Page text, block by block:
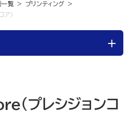
一覧
プリンティング
）
プレシジョンコ